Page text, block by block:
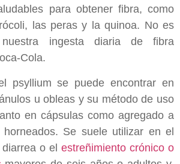
para obtener fibra, como
las peras y la quinoa. No es
ingesta diaria de fibra
Cola.
psyllium se puede encontrar en
u obleas y su método de uso
en cápsulas como agregado a
Se suele utilizar en el
o el estreñimiento crónico o